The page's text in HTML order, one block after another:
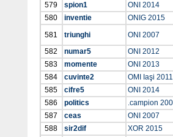
579
spion1
ONI 2014
580
inventie
ONIG 2015
581
triunghi
ONI 2007
582
numar5
ONI 2012
583
momente
ONI 2013
584
cuvinte2
OMI Iaşi 2011
585
cifre5
ONI 2014
586
politics
.campion
587
ceas
ONI 2007
588
sir2dif
XOR 2015